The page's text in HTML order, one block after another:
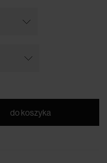
do koszyka